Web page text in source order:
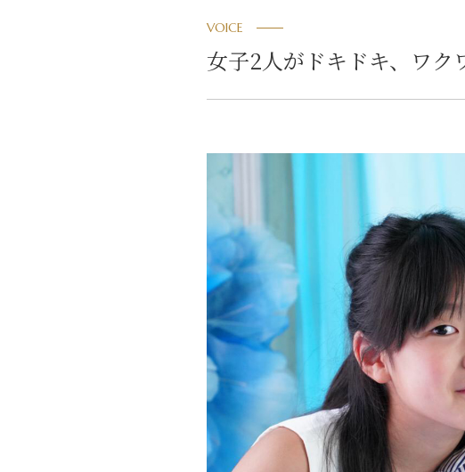
VOICE
女子2人がドキドキ、ワク